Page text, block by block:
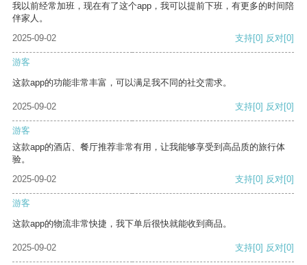
我以前经常加班，现在有了这个app，我可以提前下班，有更多的时间陪
伴家人。
2025-09-02
支持[0] 反对[0]
游客
这款app的功能非常丰富，可以满足我不同的社交需求。
2025-09-02 支持[0] 反对[0]
游客
这款app的酒店、餐厅推荐非常有用，让我能够享受到高品质的旅行体
验。
2025-09-02
支持[0] 反对[0]
游客
这款app的物流非常快捷，我下单后很快就能收到商品。
2025-09-02 支持[0] 反对[0]